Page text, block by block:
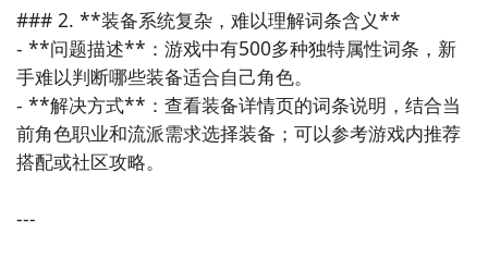
好了，小编为大家大家提供了这两种教程是下载勇者护
卫队最为直接方法哦，不知道大家有没有清楚的知道
呢？想要了解更多精彩内容，不妨多多关注九游勇者护
卫队
### 2. **装备系统复杂，难以理解词条含义**
- **问题描述**：游戏中有500多种独特属性词条，新
手难以判断哪些装备适合自己角色。
- **解决方式**：查看装备详情页的词条说明，结合当
前角色职业和流派需求选择装备；可以参考游戏内推荐
搭配或社区攻略。
---